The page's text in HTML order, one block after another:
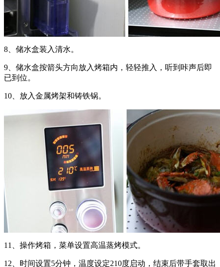
8、储水盒装入清水。
9、储水盒按箭头方向放入烤箱内，轻轻推入，听到咔声后即
已到位。
10、放入金属烤架和铸铁锅。
11、操作烤箱，菜单设置高温蒸烤模式。
12、时间设置5分钟，温度设定210度启动，结束后带手套取出